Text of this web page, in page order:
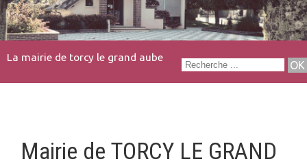
La mairie de torcy le grand aube
Mairie de TORCY LE GRAND